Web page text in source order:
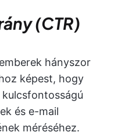
(CTR)
hányszor
képest, hogy
és e-mail
méréséhez.